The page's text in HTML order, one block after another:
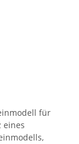
für
eines